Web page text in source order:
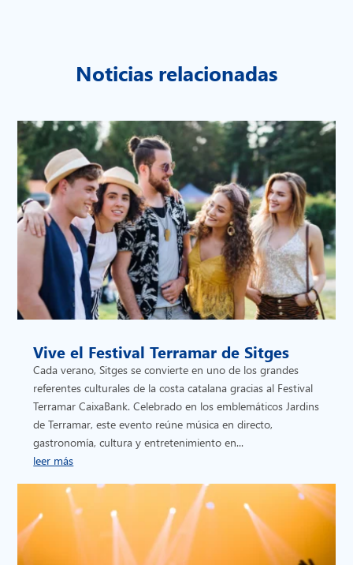
Noticias relacionadas
Vive el Festival Terramar de Sitges
Cada verano, Sitges se convierte en uno de los grandes
referentes culturales de la costa catalana gracias al Festival
Terramar CaixaBank. Celebrado en los emblemáticos Jardins
de Terramar, este evento reúne música en directo,
gastronomía, cultura y entretenimiento en...
leer más